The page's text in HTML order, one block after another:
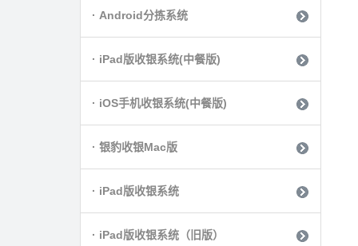
· Android分拣系统
· iPad版收银系统(中餐版)
· iOS手机收银系统(中餐版)
· 银豹收银Mac版
· iPad版收银系统
· iPad版收银系统（旧版）